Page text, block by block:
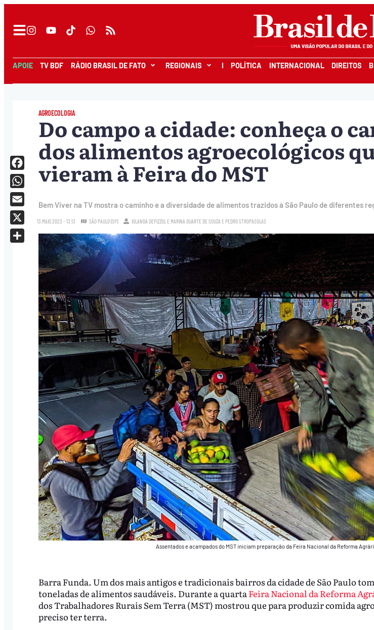
APOIE TV BDF RÁDIO BRASIL DE FATO REGIONAIS I POLÍTICA INTERNACIONAL DIREITOS
AGROECOLOGIA
Do campo a cidade: conheça o
dos alimentos agroecológicos
vieram à Feira do MST
Bem Viver na TV mostra o caminho e a diversidade de alimentos trazidos à São Paulo de diferentes
13.MAIO.2023 - 13:13 SÃO PAULO (SP) IOLANDA DEPIZZOL E MARINA DUARTE DE SOUZA E PEDRO STROPASOLAS
Assentados e acampados do MST iniciam preparação da Feira Nacional da Reforma
Barra Funda. Um dos mais antigos e tradicionais bairros da cidade de São Paulo
toneladas de alimentos saudáveis. Durante a quartaFeira Nacional da Reforma
dos Trabalhadores Rurais Sem Terra (MST) mostrou que para produzir comida
preciso ter terra.
Facebook
WhatsApp
Email
X